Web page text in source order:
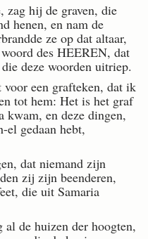
zag hij de graven, die
henen, en nam de
ze op dat altaar,
des HEEREN, dat
deze woorden uitriep.
een grafteken, dat ik
tot hem: Het is het graf
kwam, en deze dingen,
el gedaan hebt,
dat niemand zijn
zij zijn beenderen,
die uit Samaria
al de huizen der hoogten,